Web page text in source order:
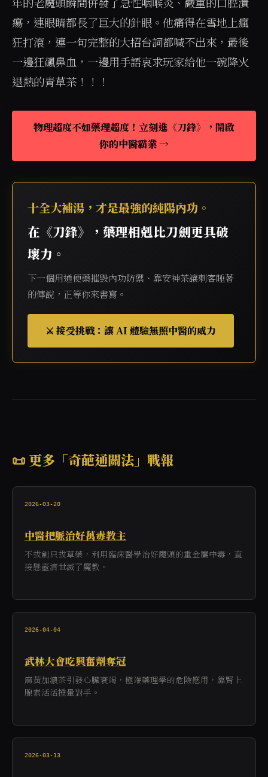
瘍，連眼睛都長了巨大的針眼。他痛得在雪地上瘋
狂打滾，連一句完整的大招台詞都喊不出來，最後
一邊狂飆鼻血，一邊用手語哀求玩家給他一碗降火
退熱的青草茶！！！
物理超度不如藥理超度！立刻進《刀鋒》，開啟
你的中醫霸業 →
十全大補湯，才是最強的純陽內功。
在《刀鋒》，藥理相剋比刀劍更具破
壞力。
下一個用通便藥摧毀內功防禦、靠安神茶讓刺客睡著
的傳說，正等你來書寫。
⚔️ 接受挑戰：讓 AI 體驗無照中醫的威力
📜 更多「奇葩通關法」戰報
2026-03-20
中醫把脈治好萬毒教主
不拔劍只拔草藥，利用臨床醫學治好魔頭的重金屬中毒，直
接懸壺濟世滅了魔教。
2026-04-04
武林大會吃興奮劑奪冠
麻黃加濃茶引發心臟衰竭，極端藥理學的危險應用，靠腎上
腺素活活捶暈對手。
2026-03-13